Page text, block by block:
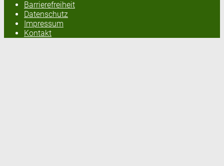
Barrierefreiheit
Datenschutz
Impressum
Kontakt